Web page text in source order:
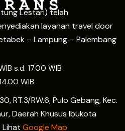
Lestari) telah
layanan travel door
– Lampung – Palembang
s.d. 17.00 WIB
WIB
RT.3/RW.6, Pulo Gebang, Kec.
Daerah Khusus Ibukota
Lihat Google Map